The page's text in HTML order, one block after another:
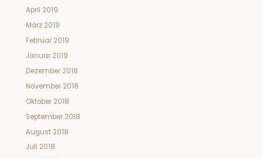
April 2019
März 2019
Februar 2019
Januar 2019
Dezember 2018
November 2018
Oktober 2018
September 2018
August 2018
Juli 2018